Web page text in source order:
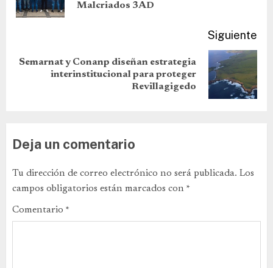
Malcriados 3AD
Siguiente
Semarnat y Conanp diseñan estrategia
interinstitucional para proteger
Revillagigedo
Deja un comentario
Tu dirección de correo electrónico no será publicada. Los
campos obligatorios están marcados con *
Comentario *